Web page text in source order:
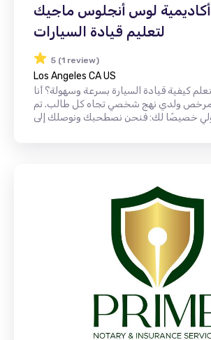
أكاديمية لوس أنجلوس ماجيك
لتعليم قيادة السيارات
5 (1 review)
Los Angeles CA US
كيفية قيادة السيارة بسرعة وسهولة؟ أنا
مرخص ولدي نهج شخصي تجاه كل طالب. تم